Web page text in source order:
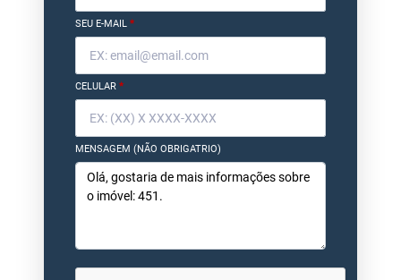
SEU E-MAIL *
CELULAR *
MENSAGEM (NÃO OBRIGATRIO)